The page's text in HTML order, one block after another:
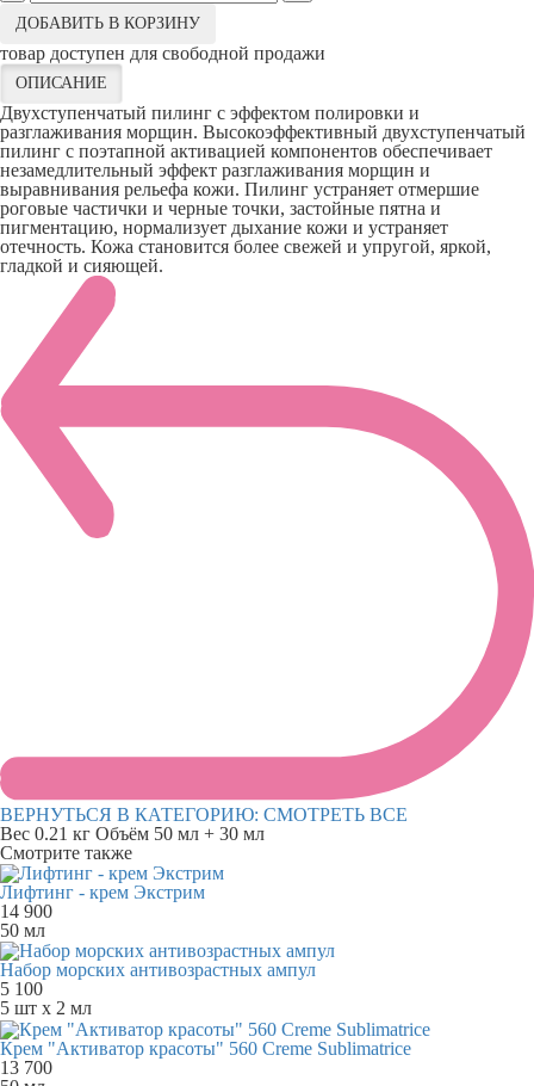
ДОБАВИТЬ В КОРЗИНУ
товар доступен для свободной продажи
ОПИСАНИЕ
Двухступенчатый пилинг с эффектом полировки и
разглаживания морщин. Высокоэффективный двухступенчатый
пилинг с поэтапной активацией компонентов обеспечивает
незамедлительный эффект разглаживания морщин и
выравнивания рельефа кожи. Пилинг устраняет отмершие
роговые частички и черные точки, застойные пятна и
пигментацию, нормализует дыхание кожи и устраняет
отечность. Кожа становится более свежей и упругой, яркой,
гладкой и сияющей.
ВЕРНУТЬСЯ В КАТЕГОРИЮ: СМОТРЕТЬ ВСЕ
Вес 0.21 кг Объём 50 мл + 30 мл
Смотрите также
Лифтинг - крем Экстрим
14 900
50 мл
Набор морских антивозрастных ампул
5 100
5 шт х 2 мл
Крем "Активатор красоты" 560 Creme Sublimatrice
13 700